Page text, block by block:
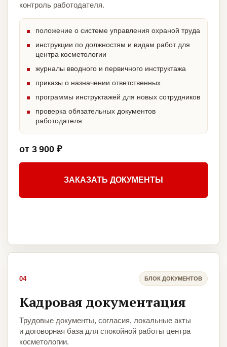
контроль работодателя.
положение о системе управления охраной труда
инструкции по должностям и видам работ для
центра косметологии
журналы вводного и первичного инструктажа
приказы о назначении ответственных
программы инструктажей для новых сотрудников
проверка обязательных документов
работодателя
от 3 900 ₽
ЗАКАЗАТЬ ДОКУМЕНТЫ
04 БЛОК ДОКУМЕНТОВ
Кадровая документация
Трудовые документы, согласия, локальные акты
и договорная база для спокойной работы центра
косметологии.